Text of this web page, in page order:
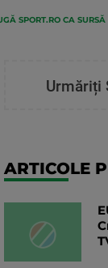
SPORT.RO CA
Urmăriți
ARTICOLE